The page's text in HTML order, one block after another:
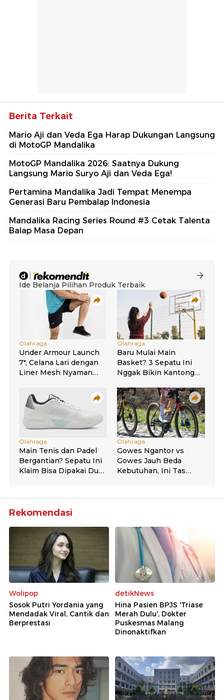
Berita Terkait
Mario Aji dan Veda Ega Harap Dukungan Langsung
di MotoGP Mandalika
MotoGP Mandalika 2026: Saatnya Dukung
Langsung Mario Suryo Aji dan Veda Ega!
Pertamina Mandalika Jadi Tempat Menempa
Generasi Baru Pembalap Indonesia
Mandalika Racing Series Round #3 Cetak Talenta
Balap Masa Depan
Rekomendasi
Wolipop
Sosok Putri Yordania yang
Mendadak Viral, Cantik dan
Berprestasi
detikNews
Hina Pasien BPJS 'Triase
Merah Dulu', Dokter
Puskesmas Malang
Dinonaktifkan